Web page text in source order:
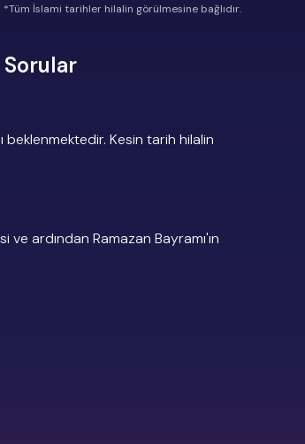
*Tüm İslami tarihler hilalin görülmesine bağlıdır.
Sorular
beklenmektedir. Kesin tarih hilalin
ardından Ramazan Bayramı'ın